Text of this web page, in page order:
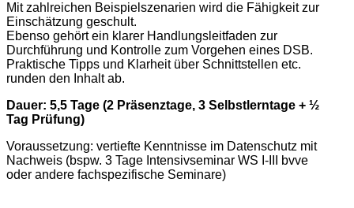
Mit zahlreichen Beispielszenarien wird die Fähigkeit zur
Einschätzung geschult.
Ebenso gehört ein klarer Handlungsleitfaden zur
Durchführung und Kontrolle zum Vorgehen eines DSB.
Praktische Tipps und Klarheit über Schnittstellen etc.
runden den Inhalt ab.
Dauer: 5,5 Tage (2 Präsenztage, 3 Selbstlerntage + ½
Tag Prüfung)
Voraussetzung: vertiefte Kenntnisse im Datenschutz mit
Nachweis (bspw. 3 Tage Intensivseminar WS I-III bvve
oder andere fachspezifische Seminare)